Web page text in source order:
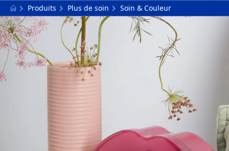
Produits Plus de soin Soin & Couleur
FILTRES
TYPE DE PRODUIT
Extra naturel
Protection & Hydratation
FILTRES SÉLECTIONNÉS